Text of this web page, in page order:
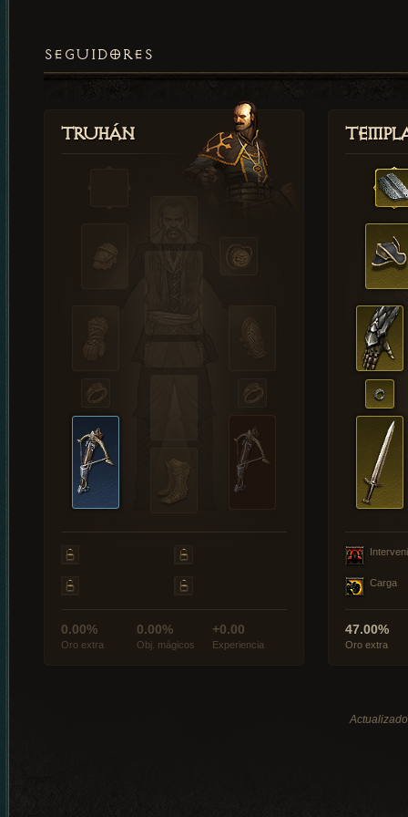
SEGUIDORES
Truhán
0.00%
Oro extra
0.00%
Obj. mágicos
+0.00
Experiencia
Carga
47.00%
Oro extra